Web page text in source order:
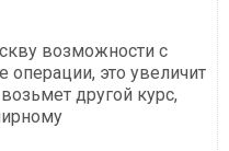
возможности с
это увеличит
другой курс,